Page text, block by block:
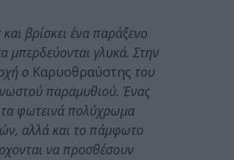
βρίσκει ένα παράξενο
μπερδεύονται γλυκά. Στην
ο Καρυοθραύστης του
παραμυθιού. Ένας
τα φωτεινά πολύχρωμα
αλλά και το πάμφωτο
να προσθέσουν